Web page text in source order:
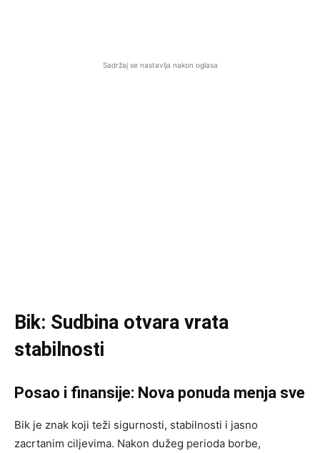
Sadržaj se nastavlja nakon oglasa
Bik: Sudbina otvara vrata
stabilnosti
Posao i finansije: Nova ponuda menja sve
Bik je znak koji teži sigurnosti, stabilnosti i jasno
zacrtanim ciljevima. Nakon dužeg perioda borbe,